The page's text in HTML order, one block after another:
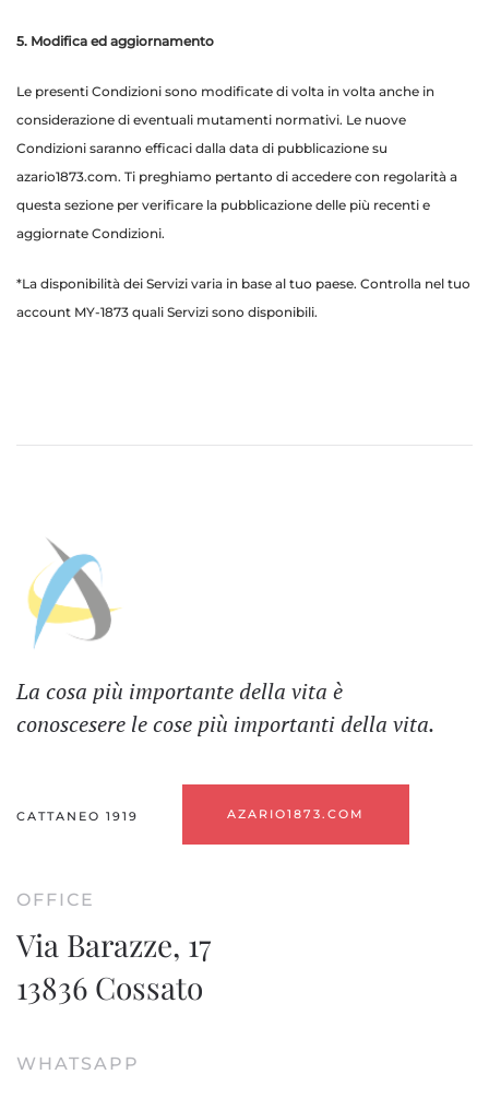
5. Modifica ed aggiornamento
Le presenti Condizioni sono modificate di volta in volta anche in
considerazione di eventuali mutamenti normativi. Le nuove
Condizioni saranno efficaci dalla data di pubblicazione su
azario1873.com. Ti preghiamo pertanto di accedere con regolarità a
questa sezione per verificare la pubblicazione delle più recenti e
aggiornate Condizioni.
*La disponibilità dei Servizi varia in base al tuo paese. Controlla nel tuo
account MY-1873 quali Servizi sono disponibili.
La cosa più importante della vita è
conoscesere le cose più importanti della vita.
CATTANEO 1919 AZARIO1873.COM
OFFICE
Via Barazze, 17
13836 Cossato
WHATSAPP